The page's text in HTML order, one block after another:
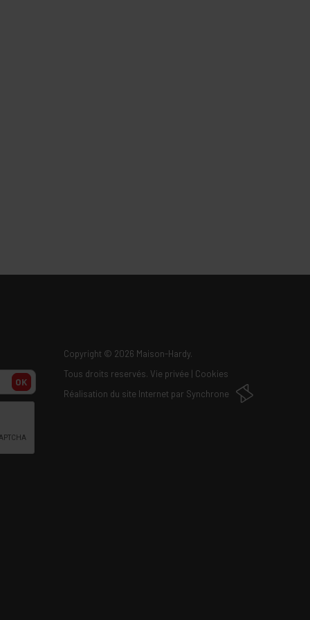
OK
Copyright © 2026 Maison-Hardy.
Tous droits reservés. Vie privée | Cookies
Réalisation du site Internet par Synchrone